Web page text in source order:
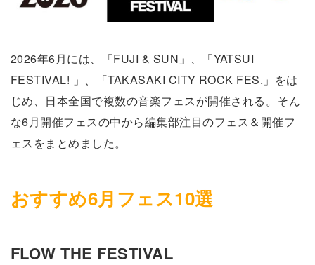
2026年6月には、「FUJI & SUN」、「YATSUI
FESTIVAL! 」、「TAKASAKI CITY ROCK FES.」をは
じめ、日本全国で複数の音楽フェスが開催される。そん
な6月開催フェスの中から編集部注目のフェス＆開催フ
ェスをまとめました。
おすすめ6月フェス10選
FLOW THE FESTIVAL